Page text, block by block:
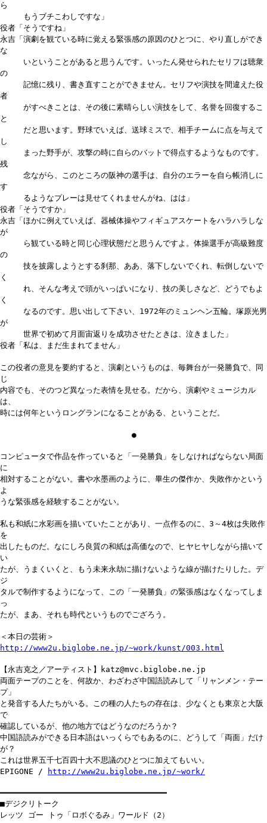
ら
もうブチこわしですな」
役者「そうですね」
永吉「演劇を観ている時に覚える緊張感の原因のひとつに、やり直しができ
な
いということがあると思うんです。いったん発せられたセリフは聴衆
の
記憶に残り、書き直すことができません。セリフや演技を間違えた役
者
がすべきことは、その後に素晴らしい演技をして、名誉を回復するこ
と
だと思います。野球でいえば、送球ミスで、相手チームに点を与えて
し
まった野手が、攻撃の時に自らのバットで得点するようなものです。
残
念ながら、このところの阪神の選手は、自分のエラーを自ら帳消しに
す
るようなプレーは見せてくれませんがね、はは」
役者「そうですか」
永吉「ほかに例えていえば、器械体操やフィギュアスケートをハラハラしな
が
ら観ている時と同じ心理状態だと思うんですよ。体操選手が高級難度
の
技を披露しようとする刹那、ああ、落下しないでくれ、転倒しないで
く
れ、そんな考えで頭がいっぱいになり、技の美しさなど、どうでもよ
く
なるのです。思い出して下さい、1972年のミュンヘン五輪。塚原光男
が
世界で初めて月面宙返りを成功させたときは、泣きました」
役者「私は、まだ生まれてません」
この役者の意見を要約すると、演劇というものは、毎舞台が一発勝負で、同
じ
内容でも、そのつど異なった表情を見せる。だから、演劇やミュージカル
は、
時には何年というロングランになることがある、ということだ。
●
コンピュータで作品を作っていると「一発勝負」をしなければならない局面
に
相対することがない。書や水墨画のように、畢生の傑作か、失敗作かという
よ
うな緊張感を経験することがない。
私も和紙に水彩画を描いていたことがあり、一点作るのに、3～4枚は失敗作
を
出したものだ。なにしろ良質の和紙は高価なので、ヒヤヒヤしながら描いて
い
たが、うまくいくと、もう未来永劫に描けないような線が描けたりした。デ
ジ
タルで制作するようになって、この「一発勝負」の緊張感はなくなってしま
っ
たが、まあ、それも時代というものでござろう。
＜本日の芸術＞
http://www2u.biglobe.ne.jp/~work/kunst/003.html
【永吉克之／アーティスト】katz@mvc.biglobe.ne.jp
両面テープのことを、何故か、わざわざ中国語読みして「リャンメン・テー
プ」
と発音する人たちがいる。この種の人たちの存在は、少なくとも東京と大阪
で
確認しているが、他の地方ではどうなのだろうか？
中国語読みができる日本語はいっくらでもあるのに、どうして「両面」だけ
が？
これは世界五千七百四十大不思議のひとつに加えてもいい。
EPIGONE /
http://www2u.biglobe.ne.jp/~work/
━━━━━━━━━━━━━━━━━━━━━━━━━━━━━━━━━━━
■デジクリトーク
レッツ ゴー トゥ「ロボぐるみ」ワールド（2）